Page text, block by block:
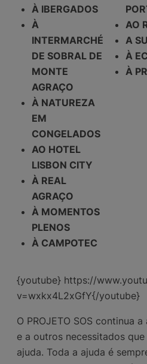
À IBERGADOS
À
INTERMARCHÉ
DE SOBRAL DE
MONTE
AGRAÇO
À NATUREZA
EM
CONGELADOS
AO HOTEL
LISBON CITY
À REAL
AGRAÇO
À MOMENTOS
PLENOS
À CAMPOTEC
AO
A
À
À
{youtube} https://
v=wxkx4L2xGfY{/youtube}
O PROJETO SOS continua
e a outros necessitados
ajuda. Toda a ajuda é